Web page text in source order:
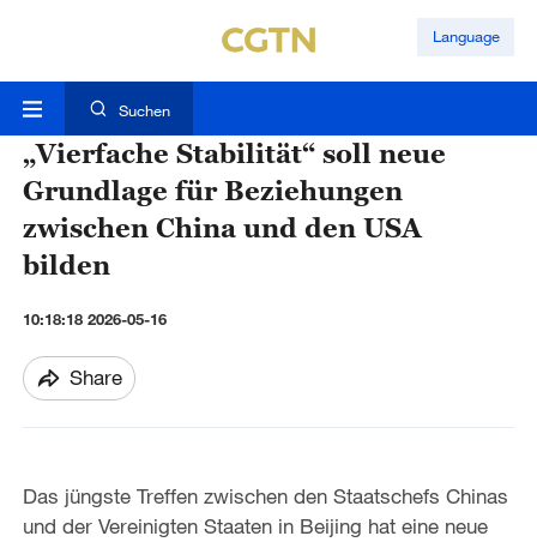
Language
Suchen
„Vierfache Stabilität“ soll neue
Grundlage für Beziehungen
zwischen China und den USA
bilden
10:18:18 2026-05-16
Share
Das jüngste Treffen zwischen den Staatschefs Chinas
und der Vereinigten Staaten in Beijing hat eine neue